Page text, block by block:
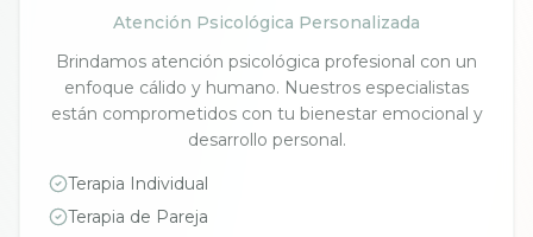
Atención Psicológica Personalizada
Brindamos atención psicológica profesional con un
enfoque cálido y humano. Nuestros especialistas
están comprometidos con tu bienestar emocional y
desarrollo personal.
Terapia Individual
Terapia de Pareja